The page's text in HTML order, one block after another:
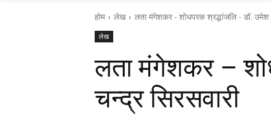
होम लेख लता मंगेशकर - शोधपरक श्रद्धांजलि - डॉ. उमेश
लेख
लता मंगेशकर –
चन्द्र सिरसवारी